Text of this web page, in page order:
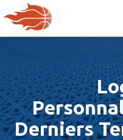
au
contenu
Derniers